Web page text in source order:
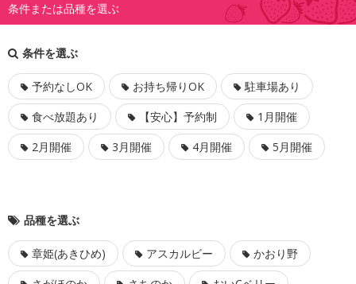
条件または品種を選ぶ
条件を選ぶ
予約なしOK お持ち帰りOK
駐車場あり
食べ放題あり
【安心】予約制
1月開催
2月開催
3月開催 4月開催 5月開催
品種を選ぶ
章姫(あきひめ) アスカルビー
かおり野